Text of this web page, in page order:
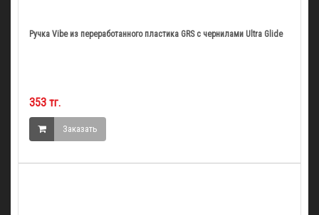
Ручка Vibe из переработанного пластика GRS с чернилами Ultra Glide
353 тг.
Заказать